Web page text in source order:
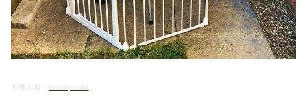
画像出典： boredpanda